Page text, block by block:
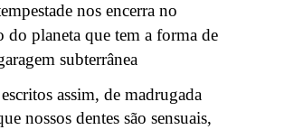
nos encerra no
do planeta que tem a forma de
subterrânea
assim, de madrugada
nossos dentes são sensuais,